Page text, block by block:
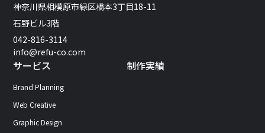
神奈川県相模原市緑区橋本3丁目18-11
石野ビル3階
042-816-3114
info@refu-co.com
サービス
Brand Planning
Web Creative
Graphic Design
制作実績